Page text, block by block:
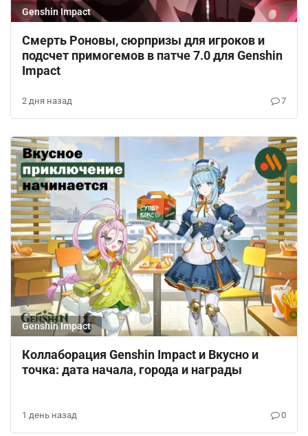
Genshin Impact
Смерть Роновы, сюрпризы для игроков и
подсчет примогемов в патче 7.0 для Genshin
Impact
2 дня назад 7
Genshin Impact
Коллаборация Genshin Impact и Вкусно и
точка: дата начала, города и награды
1 день назад 0